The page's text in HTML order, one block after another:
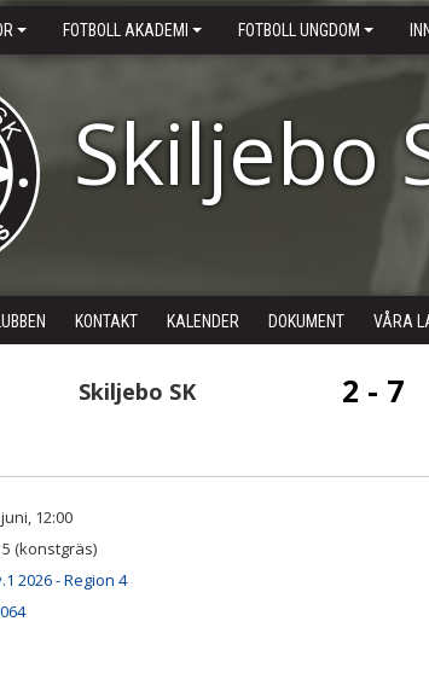
FOTBOLL AKADEMI FOTBOLL UNGDOM
Skiljebo
KONTAKT KALENDER DOKUMENT VÅRA
Skiljebo SK 2 - 7
12:00
(konstgräs)
2026 - Region 4